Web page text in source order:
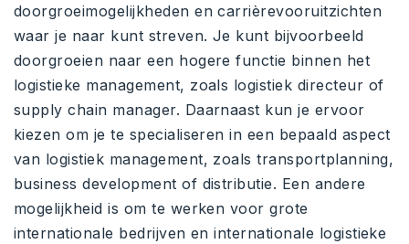
doorgroeimogelijkheden en carrièrevooruitzichten
waar je naar kunt streven. Je kunt bijvoorbeeld
doorgroeien naar een hogere functie binnen het
logistieke management, zoals logistiek directeur of
supply chain manager. Daarnaast kun je ervoor
kiezen om je te specialiseren in een bepaald aspect
van logistiek management, zoals transportplanning,
business development of distributie. Een andere
mogelijkheid is om te werken voor grote
internationale bedrijven en internationale logistieke